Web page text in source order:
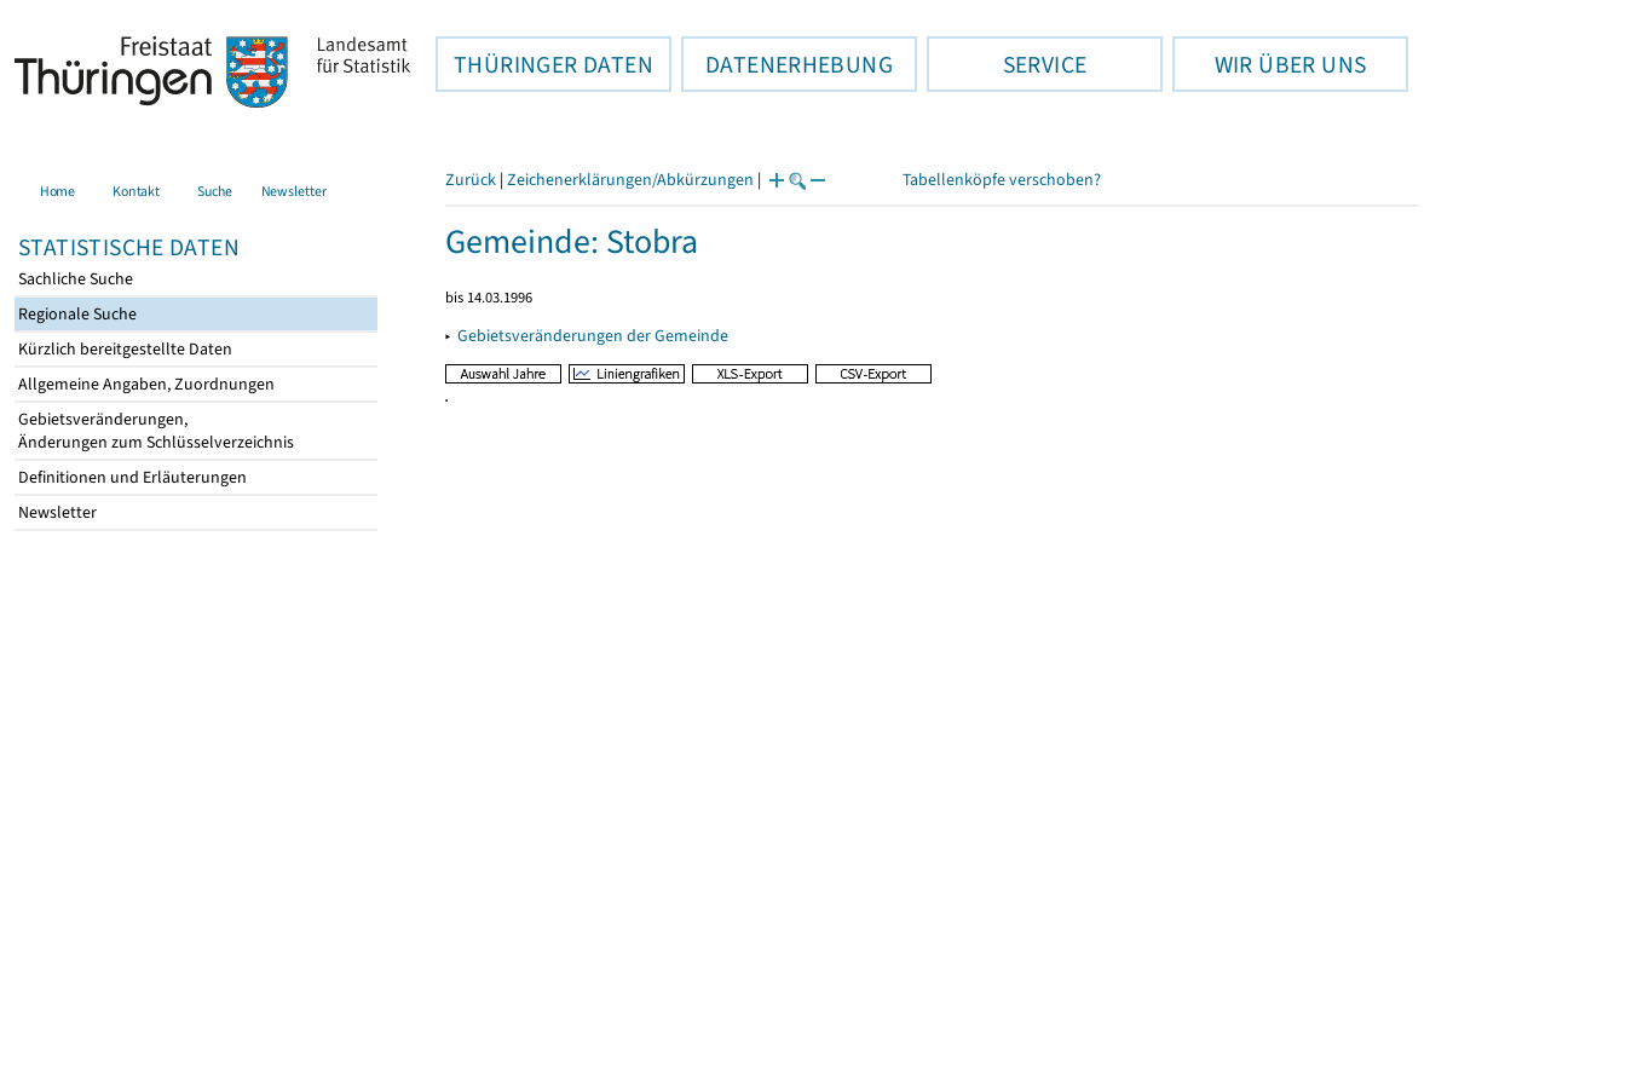
THÜRINGER DATEN DATENERHEBUNG SERVICE WIR ÜBER UNS
Home Kontakt Suche Newsletter
STATISTISCHE DATEN
Sachliche Suche
Regionale Suche
Kürzlich bereitgestellte Daten
Allgemeine Angaben, Zuordnungen
Gebietsveränderungen,
Änderungen zum Schlüsselverzeichnis
Definitionen und Erläuterungen
Newsletter
Zurück | Zeichenerklärungen/Abkürzungen | Tabellenköpfe verschoben?
Gemeinde: Stobra
bis 14.03.1996
▸ Gebietsveränderungen der Gemeinde